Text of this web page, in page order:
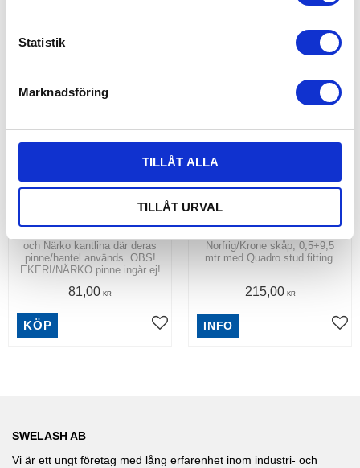
Statistik
Marknadsföring
TILLÅT ALLA
TILLÅT URVAL
LÅNGDEL EKERI/NÄRKO
9,5 MTR LC 2000 DAN
och Närko kantlina där deras
pinne/hantel används. OBS!
EKERI/NÄRKO pinne ingår ej!
81,00 KR
KÖP
SURRNING  QUADROSTUD
10 MTR SPÄNNBAND
Norfrig/Krone skåp, 0,5+9,5
mtr med Quadro stud fitting.
215,00 KR
INFO
SWELASH AB
Vi är ett ungt företag med lång erfarenhet inom industri- och